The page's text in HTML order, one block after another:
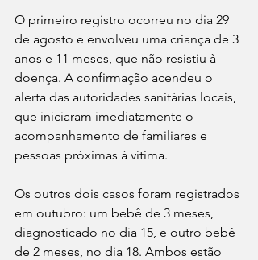
O primeiro registro ocorreu no dia 29
de agosto e envolveu uma criança de 3
anos e 11 meses, que não resistiu à
doença. A confirmação acendeu o
alerta das autoridades sanitárias locais,
que iniciaram imediatamente o
acompanhamento de familiares e
pessoas próximas à vítima.
Os outros dois casos foram registrados
em outubro: um bebê de 3 meses,
diagnosticado no dia 15, e outro bebê
de 2 meses, no dia 18. Ambos estão